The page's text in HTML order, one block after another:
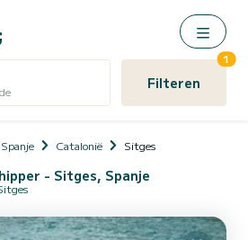
Filteren
1
Spanje Catalonië Sitges
- Sitges, Spanje